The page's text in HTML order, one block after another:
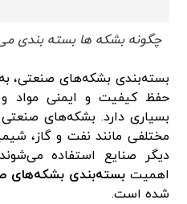
چگونه بشکه ها بسته بندی
بسته‌بندی بشکه‌های صنعتی،
حفظ کیفیت و ایمنی مواد
بسیاری دارد. بشکه‌های
مختلفی مانند نفت و گاز،
دیگر صنایع استفاده
اهمیتبسته‌بندی بشکه‌های
شده است.